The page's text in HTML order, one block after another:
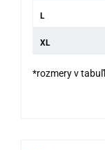
L
XL
*rozmery v